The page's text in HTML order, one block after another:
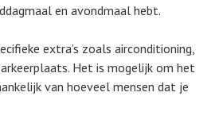
en avondmaal hebt.
extra’s zoals airconditioning,
Het is mogelijk om het
van hoeveel mensen dat je